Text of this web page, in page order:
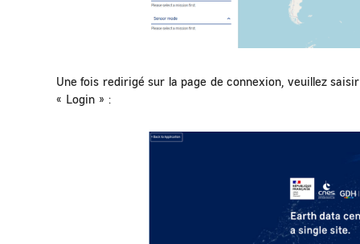
Une fois redirigé sur la page de connexion, veuillez
« Login » :